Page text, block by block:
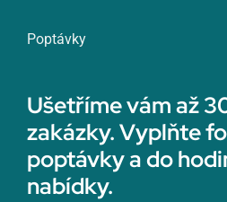
Poptávky
Ušetříme vám až
zakázky. Vyplňte
poptávky a do
nabídky.